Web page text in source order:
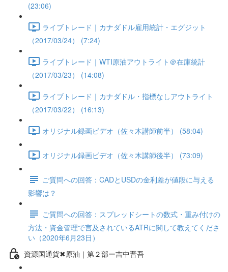
(23:06)
ライブトレード｜カナダドル雇用統計・エグジット
（2017/03/24） (7:24)
ライブトレード｜WTI原油アウトライト＠在庫統計
（2017/03/23） (14:08)
ライブトレード｜カナダドル・指標なしアウトライト
（2017/03/22） (16:13)
オリジナル録画ビデオ（佐々木講師前半） (58:04)
オリジナル録画ビデオ（佐々木講師後半） (73:09)
ご質問への回答：CADとUSDの金利差が値段に与える
影響は？
ご質問への回答：スプレッドシートの数式・重み付けの
方法・資金管理で言及されているATRに関して教えてくださ
い（2020年6月23日）
資源国通貨✖原油｜第２部ー吉中晋吾